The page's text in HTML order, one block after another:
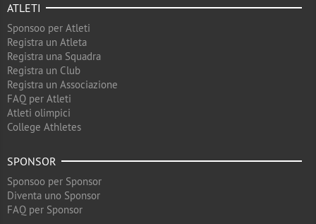
ATLETI
Sponsoo per Atleti
Registra un Atleta
Registra una Squadra
Registra un Club
Registra un Associazione
FAQ per Atleti
Atleti olimpici
College Athletes
SPONSOR
Sponsoo per Sponsor
Diventa uno Sponsor
FAQ per Sponsor